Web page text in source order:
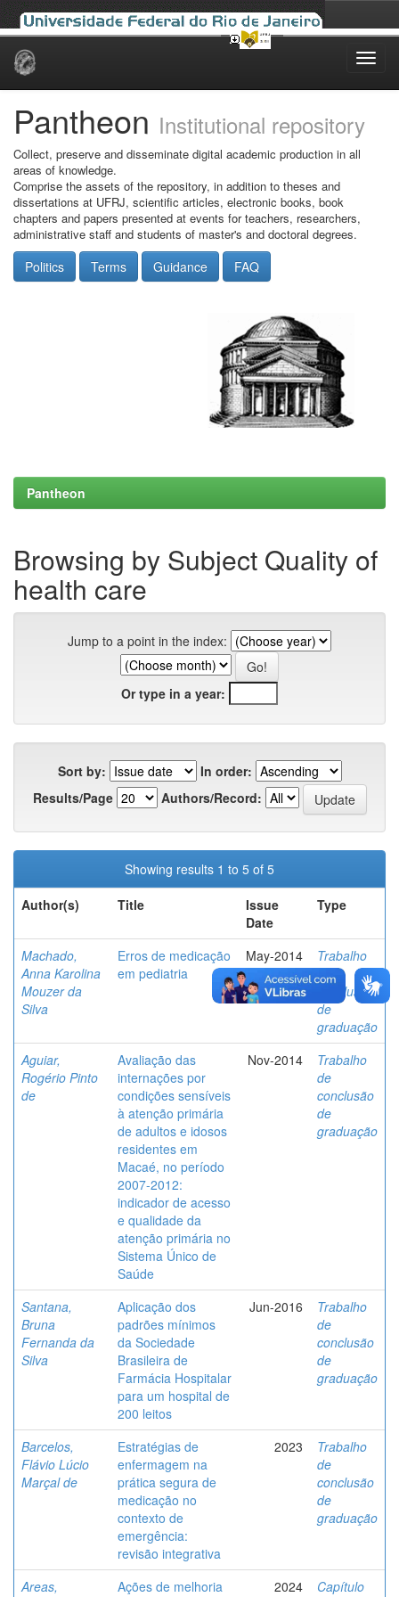
Skip
Pantheon Institutional repository
Collect, preserve and disseminate digital academic production in all
areas of knowledge.
Comprise the assets of the repository, in addition to theses and
dissertations at UFRJ, scientific articles, electronic books, book
chapters and papers presented at events for teachers, researchers,
administrative staff and students of master's and doctoral degrees.
Politics Terms Guidance FAQ
Pantheon
Browsing by Subject Quality of
health care
Jump to a point in the index:
Or type in a year:
Sort by:
In order:
Results/Page
Authors/Record:
Showing results 1 to 5 of 5
Author(s)
Title
Issue
Date
Type
Machado,
Anna Karolina
Mouzer da
Silva
Erros de medicação
em pediatria
May-2014
Trabalho
de
conclusão
de
graduação
Aguiar,
Rogério Pinto
de
Avaliação das
internações por
condições sensíveis
à atenção primária
de adultos e idosos
residentes em
Macaé, no período
2007-2012:
indicador de acesso
e qualidade da
atenção primária no
Sistema Único de
Saúde
Nov-2014
Trabalho
de
conclusão
de
graduação
Santana,
Bruna
Fernanda da
Silva
Aplicação dos
padrões mínimos
da Sociedade
Brasileira de
Farmácia Hospitalar
para um hospital de
200 leitos
Jun-2016
Trabalho
de
conclusão
de
graduação
Barcelos,
Flávio Lúcio
Marçal de
Estratégias de
enfermagem na
prática segura de
medicação no
contexto de
emergência:
revisão integrativa
2023
Trabalho
de
conclusão
de
graduação
Areas,
Ações de melhoria
2024
Capítulo